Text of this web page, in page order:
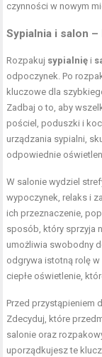
czynności w nowym
Sypialnia i salon
Rozpakuj sypialnię i
odpoczynek. Po
kluczowe dla
Zadbaj o to, aby
pościel, poduszki i
urządzania sypialni,
odpowiednie
W salonie wydziel
wypoczynek, relaks i
ich przeznaczenie,
sposób, który sprzyja
umożliwia swobodny
odgrywa istotną rolę
ciepłe oświetlenie,
Przed przystąpieniem
Zdecyduj, które
salonie oraz
uporządkujesz te